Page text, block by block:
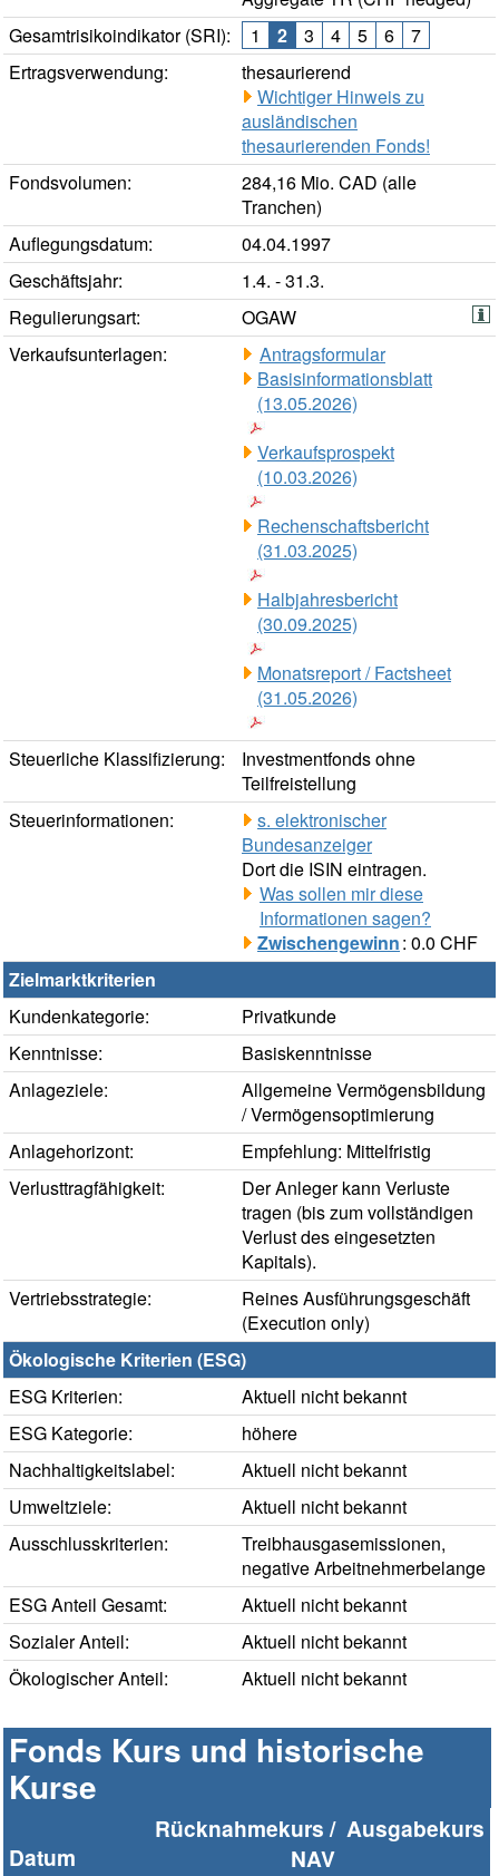
Gesamtrisikoindikator (SRI):
1 2 3 4 5 6
7
Ertragsverwendung:
thesaurierend
Wichtiger Hinweis zu
ausländischen
thesaurierenden Fonds!
Fondsvolumen:
284,16 Mio. CAD (alle
Tranchen)
Auflegungsdatum:
04.04.1997
Geschäftsjahr:
1.4. - 31.3.
Regulierungsart:
OGAW
Verkaufsunterlagen:
Antragsformular
Basisinformationsblatt
(13.05.2026)
Verkaufsprospekt
(10.03.2026)
Rechenschaftsbericht
(31.03.2025)
Halbjahresbericht
(30.09.2025)
Monatsreport / Factsheet
(31.05.2026)
Steuerliche Klassifizierung:
Investmentfonds ohne
Teilfreistellung
Steuerinformationen:
s. elektronischer
Bundesanzeiger
Dort die ISIN eintragen.
Was sollen mir diese
Informationen sagen?
Zwischengewinn: 0.0 CHF
Zielmarktkriterien
Kundenkategorie:
Privatkunde
Kenntnisse:
Basiskenntnisse
Anlageziele:
Allgemeine Vermögensbildung
/ Vermögensoptimierung
Anlagehorizont:
Empfehlung: Mittelfristig
Verlusttragfähigkeit:
Der Anleger kann Verluste
tragen (bis zum vollständigen
Verlust des eingesetzten
Kapitals).
Vertriebsstrategie:
Reines Ausführungsgeschäft
(Execution only)
Ökologische Kriterien (ESG)
ESG Kriterien:
Aktuell nicht bekannt
ESG Kategorie:
höhere
Nachhaltigkeitslabel:
Aktuell nicht bekannt
Umweltziele:
Aktuell nicht bekannt
Ausschlusskriterien:
Treibhausgasemissionen,
negative Arbeitnehmerbelange
ESG Anteil Gesamt:
Aktuell nicht bekannt
Sozialer Anteil:
Aktuell nicht bekannt
Ökologischer Anteil:
Aktuell nicht bekannt
Fonds Kurs und historische
Kurse
Datum
Rücknahmekurs /
NAV
Ausgabekurs